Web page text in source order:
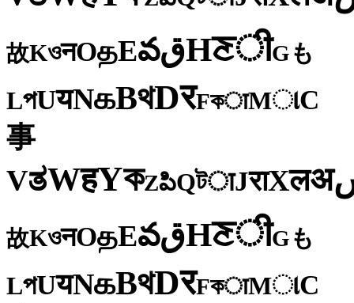
故KওनOதEవقHਣीGも
LপUयNகBথDरFকाMાC
事
VತWहYকZపిQটाJराXलअ
故KওनOதEవقHਣीGも
LপUयNகBথDरFকाMાC